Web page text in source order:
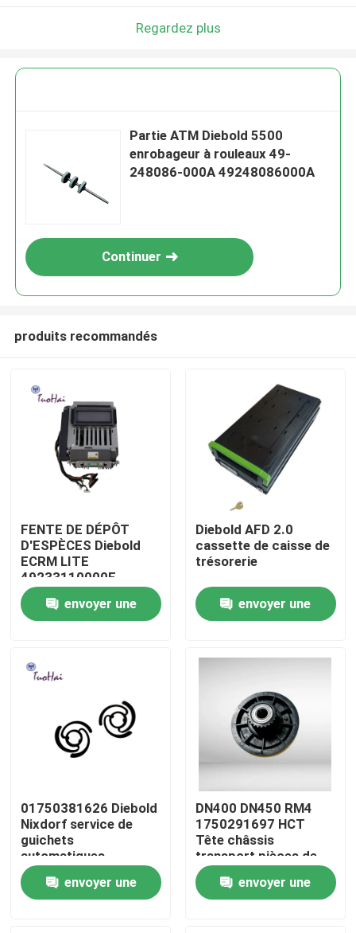
Maison
Produits
Au sujet de nous
Visite d'usine
Contrôle de qualité
Contactez-nous
pièces de machine d'atmosphère
Pièces d'atmosphère de NCR
Regardez plus
Partie ATM Diebold 5500
enrobageur à rouleaux 49-
248086-000A 49248086000A
Continuer
produits recommandés
FENTE DE DÉPÔT
D'ESPÈCES Diebold
ECRM LITE
49233110000E
envoyer une
Diebold AFD 2.0
cassette de caisse de
trésorerie
envoyer une
01750381626 Diebold
Nixdorf service de
guichets
automatiques
envoyer une
DN400 DN450 RM4
1750291697 HCT
Tête châssis
transport pièces de
rechange
1750291697-1
engrenages
envoyer une